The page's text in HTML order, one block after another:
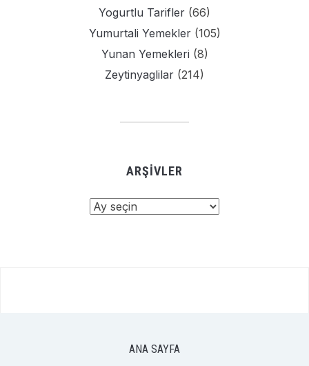
Yogurtlu Tarifler (66)
Yumurtali Yemekler(105)
Yunan Yemekleri (8)
Zeytinyaglilar (214)
ARŞIVLER
ANA SAYFA